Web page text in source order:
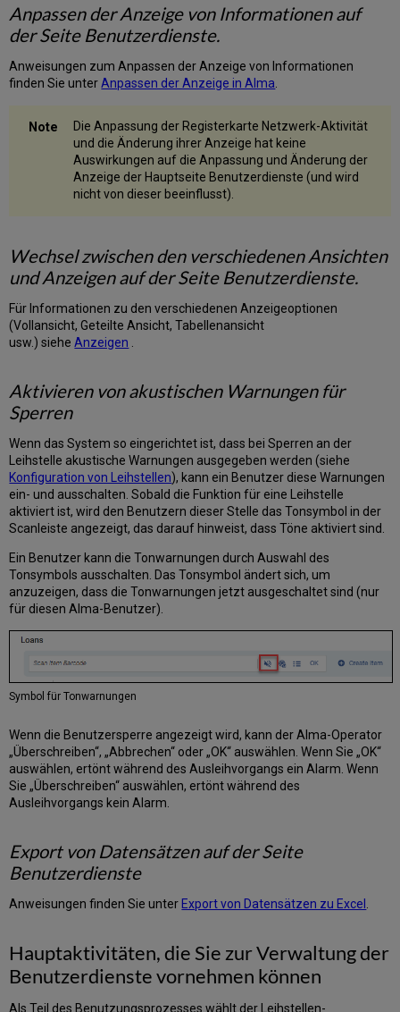
auf
der
Seite
Bestellungen
Filtern
Typ
Status
Arbeitsablauf-
Schritt
löschen
Sortieren
von
Bestellungen
Anzeigeoptionen
für
von
Bestellungen
von
Gebühren
Zugriff
auf
die
Seite
Gebühren
Anzeige
von
Gebühren
Ansicht
Gebühren
für
einen
Suche
nach
den
Gebühren
eines
Sortieren
der
Gebühren
eines
der
Gebühren
Ines
Benutzers.
Anpassen der Anzeige von Informationen auf
der Seite Benutzerdienste.
Anweisungen zum Anpassen der Anzeige von Informationen
finden Sie unterAnpassen der Anzeige in Alma.
Die Anpassung der Registerkarte Netzwerk-Aktivität
und die Änderung ihrer Anzeige hat keine
Auswirkungen auf die Anpassung und Änderung der
Anzeige der Hauptseite Benutzerdienste (und wird
nicht von dieser beeinflusst).
Wechsel zwischen den verschiedenen Ansichten
und Anzeigen auf der Seite Benutzerdienste.
Für Informationen zu den verschiedenen Anzeigeoptionen
(Vollansicht, Geteilte Ansicht, Tabellenansicht
usw.) sieheAnzeigen
Aktivieren von akustischen Warnungen für
Sperren
Wenn das System so eingerichtet ist, dass bei Sperren an der
Leihstelle akustische Warnungen ausgegeben werden (siehe
Konfiguration von Leihstellen), kann ein Benutzer diese Warnungen
ein- und ausschalten. Sobald die Funktion für eine Leihstelle
aktiviert ist, wird den Benutzern dieser Stelle das Tonsymbol in der
Scanleiste angezeigt, das darauf hinweist, dass Töne aktiviert sind.
Ein Benutzer kann die Tonwarnungen durch Auswahl des
Tonsymbols ausschalten. Das Tonsymbol ändert sich, um
anzuzeigen, dass die Tonwarnungen jetzt ausgeschaltet sind (nur
für diesen Alma-Benutzer).
Symbol für Tonwarnungen
Wenn die Benutzersperre angezeigt wird, kann der Alma-Operator
„Überschreiben“, „Abbrechen“ oder „OK“ auswählen. Wenn Sie „OK“
auswählen, ertönt während des Ausleihvorgangs ein Alarm. Wenn
Sie „Überschreiben“ auswählen, ertönt während des
Ausleihvorgangs kein Alarm.
Export von Datensätzen auf der Seite
Benutzerdienste
Anweisungen finden Sie unter Export von Datensätzen zu Excel .
Hauptaktivitäten, die Sie zur Verwaltung der
Benutzerdienste vornehmen können
Als Teil des Benutzungsprozesses wählt der Leihstellen-